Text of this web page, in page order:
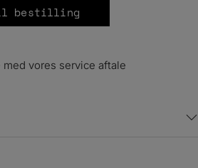
bestilling
vores service aftale